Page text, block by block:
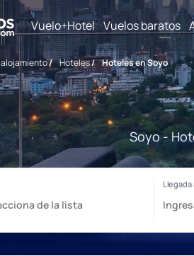
Vuelo+Hotel Vuelos baratos
alojamiento/ Hoteles/ Hoteles en Soyo
Soyo -